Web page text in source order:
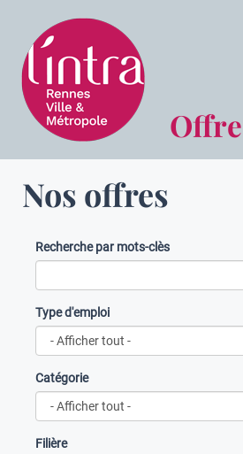
Nos offres
Recherche par mots-clès
Type d'emploi
Catégorie
Filière